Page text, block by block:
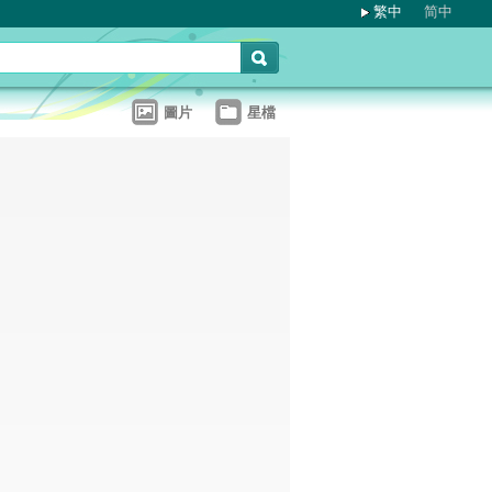
繁中 简中
圖片 星檔